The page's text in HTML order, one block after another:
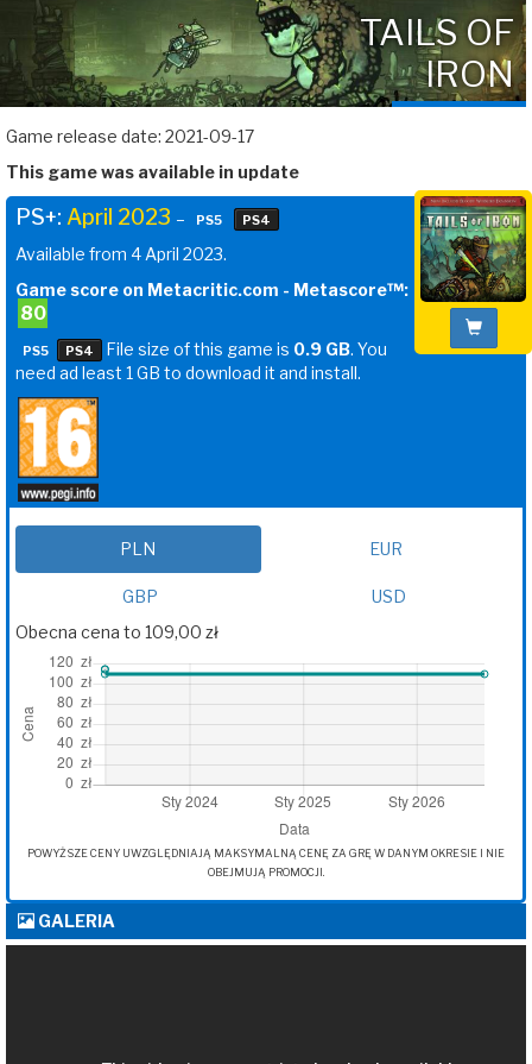
TAILS OF
IRON
Game release date: 2021-09-17
This game was available in update
PS+: April 2023 – PS5 PS4
Available from 4 April 2023.
Game score on Metacritic.com - Metascore™:
80
PS5 PS4 File size of this game is 0.9 GB. You
need ad least 1 GB to download it and install.
PLN EUR
GBP
USD
Obecna cena to 109,00 zł
POWYŻSZE CENY UWZGLĘDNIAJĄ MAKSYMALNĄ CENĘ ZA GRĘ W DANYM OKRESIE I NIE
OBEJMUJĄ PROMOCJI.
GALERIA